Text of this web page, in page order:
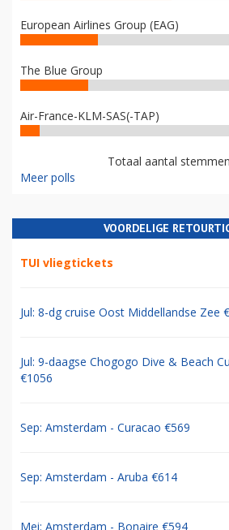
European Airlines Group (EAG)
The Blue Group
Air-France-KLM-SAS(-TAP)
Totaal aantal
Meer polls
VOORDELIGE
TUI vliegtickets
Jul: 8-dg cruise Oost Middellandse Zee
Jul: 9-daagse Chogogo Dive & Beach
€1056
Sep: Amsterdam - Curacao €569
Sep: Amsterdam - Aruba €614
Mei: Amsterdam - Bonaire €594